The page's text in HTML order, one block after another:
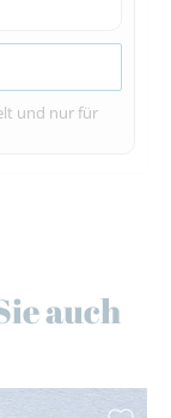
und nur für
auch